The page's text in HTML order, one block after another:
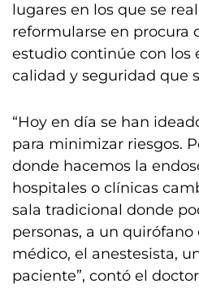
lugares en los que se
reformularse en procura
estudio continúe con los
calidad y seguridad que
“Hoy en día se han
para minimizar riesgos.
donde hacemos la
hospitales o clínicas
sala tradicional donde
personas, a un quirófano
médico, el anestesista,
paciente”, contó el